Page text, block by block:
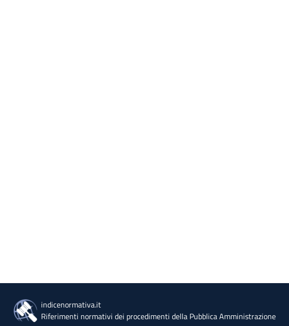
indicenormativa.it
Riferimenti normativi dei procedimenti della Pubblica Amministrazione